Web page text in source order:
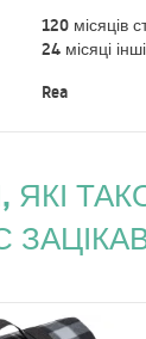
120 місяців
24 місяці
Rea
ЯКІ